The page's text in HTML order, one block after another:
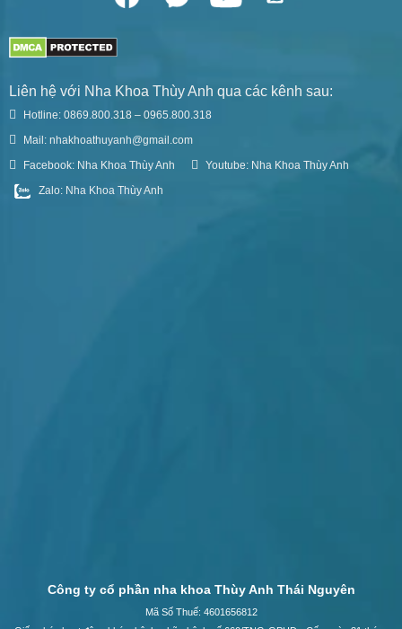
Liên hệ với Nha Khoa Thùy Anh qua các kênh sau:
Hotline: 0869.800.318 – 0965.800.318
Mail: nhakhoathuyanh@gmail.com
Facebook: Nha Khoa Thùy Anh
Youtube: Nha Khoa Thùy Anh
Zalo: Nha Khoa Thùy Anh
Công ty cổ phần nha khoa Thùy Anh Thái Nguyên
Mã Số Thuế: 4601656812